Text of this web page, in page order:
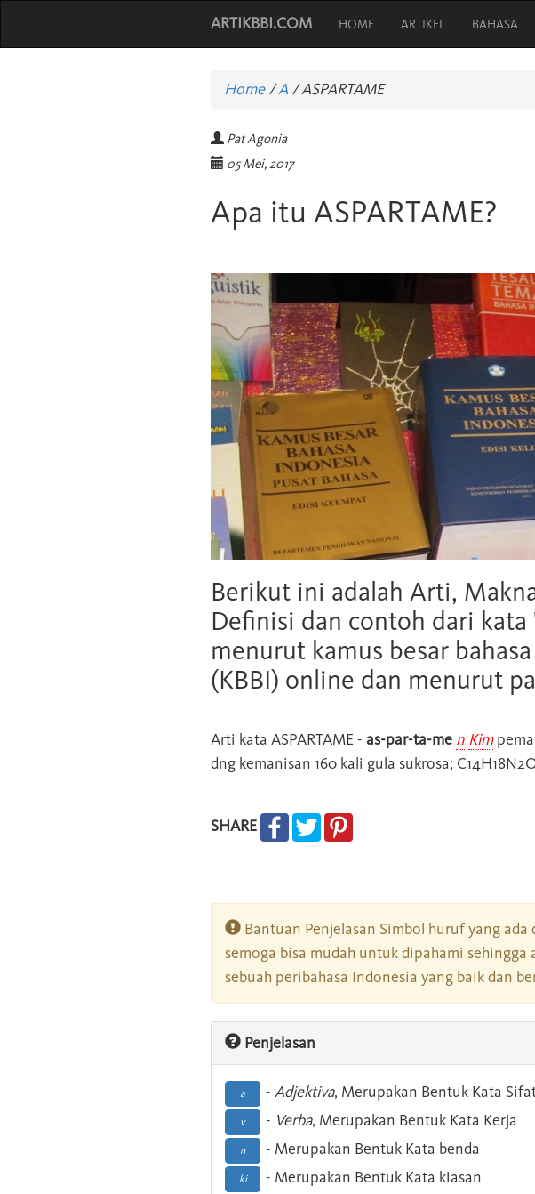
ARTIKBBI.COM HOME ARTIKEL BAHASA
Home/A /ASPARTAME
Pat Agonia
05 Mei, 2017
Apa itu ASPARTAME?
Berikut ini adalah Arti,
Definisi dan contoh dari kata
menurut kamus besar
(KBBI) online dan menurut
Arti kata ASPARTAME - as-par-ta-me n Kim
dng kemanisan 160 kali gula sukrosa;
SHARE
Bantuan Penjelasan Simbol huruf yang ada
semoga bisa mudah untuk dipahami
sebuah peribahasa Indonesia yang baik dan
Penjelasan
a - Adjektiva, Merupakan Bentuk Kata
v - Verba, Merupakan Bentuk Kata Kerja
n - Merupakan Bentuk Kata benda
ki - Merupakan Bentuk Kata kiasan